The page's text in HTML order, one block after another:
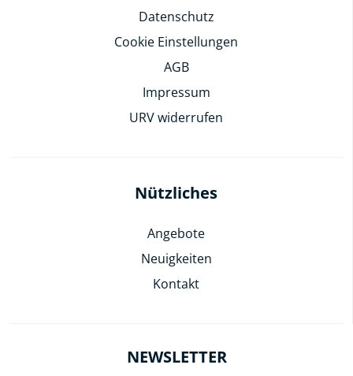
Datenschutz
Cookie Einstellungen
AGB
Impressum
URV widerrufen
Nützliches
Angebote
Neuigkeiten
Kontakt
NEWSLETTER